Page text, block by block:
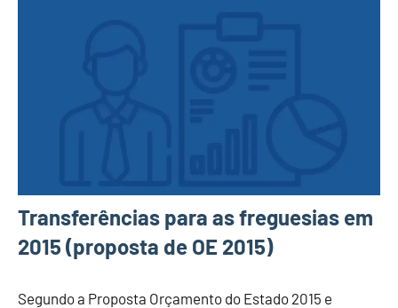
Transferências para as freguesias em
2015 (proposta de OE 2015)
Segundo a Proposta Orçamento do Estado 2015 e